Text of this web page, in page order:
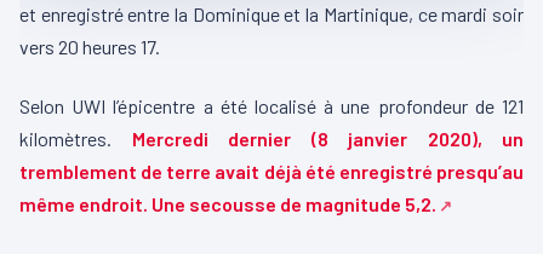
et enregistré entre la Dominique et la Martinique, ce mardi soir
vers 20 heures 17.
Selon UWI l’épicentre a été localisé à une profondeur de 121
kilomètres. Mercredi dernier (8 janvier 2020), un
tremblement de terre avait déjà été enregistré presqu’au
même endroit. Une secousse de magnitude 5,2.